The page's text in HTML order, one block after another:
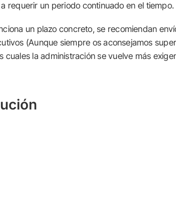
requerir un periodo continuado en el tiempo.
un plazo concreto, se recomiendan
(Aunque siempre os aconsejamos
cuales la administración se vuelve más